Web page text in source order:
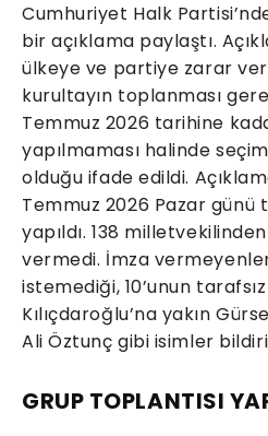
Cumhuriyet Halk
bir açıklama paylaştı.
ülkeye ve partiye zarar
kurultayın toplanması
Temmuz 2026 tarihine
yapılmaması halinde
olduğu ifade edildi.
Temmuz 2026 Pazar günü
yapıldı. 138
vermedi. İmza
istemediği, 10’unun
Kılıçdaroğlu’na yakın
Ali Öztunç gibi isimler
GRUP TOPLANTISI